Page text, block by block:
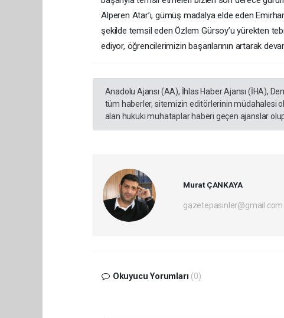
Alperen Atar’ı, gümüş madalya elde eden
şekilde temsil eden Özlem Gürsoy’u yürekten
ediyor, öğrencilerimizin başarılarının artarak
Anadolu Ajansı (AA), İhlas Haber Ajansı (İHA),
tüm haberler, sitemizin editörlerinin müdahalesi
alan hukuki muhataplar haberi geçen ajanslar
Murat ÇANKAYA
gazetepasinler@gmail.com
Okuyucu Yorumları (0)